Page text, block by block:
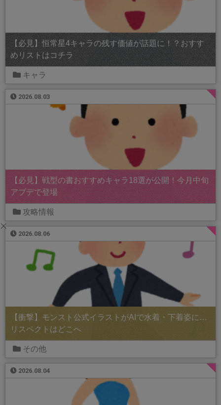
【必見】恒常星4キャラの残す価値が話題に！？おすす
めリストはコチラ
キャラ
2026.08.03
【必見】戦型の書おすすめキャラ18選が公開！今月中旬
アプデで登場
攻略情報
2026.08.06
【衝撃】モンスト公式イラストがAIで水着・下着姿に…
リスペクトはどこへ
その他
2026.08.04